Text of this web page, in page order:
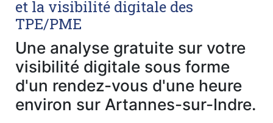
et la visibilité digitale des
TPE/PME
Une analyse gratuite sur votre
visibilité digitale sous forme
d'un rendez-vous d'une heure
environ sur Artannes-sur-Indre.